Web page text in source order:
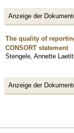
Anzeige der
The quality of
CONSORT statement
Stengele, Annette
Anzeige der